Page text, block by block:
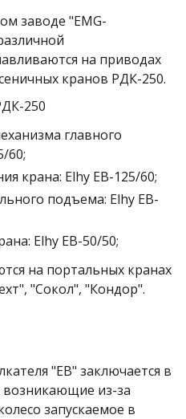
заводе "EMG-
на приводах
кранов РДК-250.
250
главного
60;
крана: Elhy EB-125/60;
подъема: Elhy EB-
Elhy EB-50/50;
на портальных кранах
"Сокол", "Кондор".
"EB" заключается в
возникающие из-за
запускаемое в